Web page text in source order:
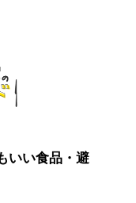
いい食品・避